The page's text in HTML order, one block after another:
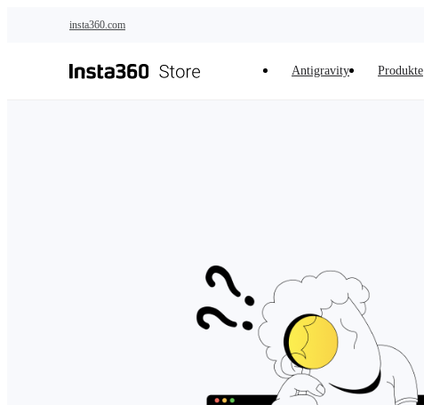
insta360.com
Antigravity Produkte